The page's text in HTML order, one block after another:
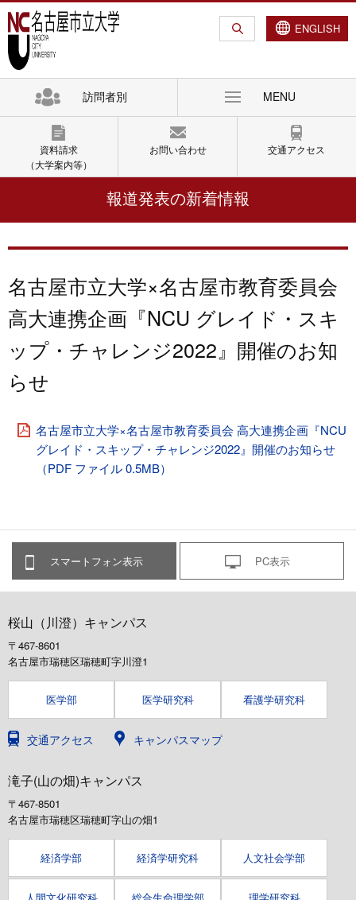
グ
ロ
バ
シ
ン
本
文
ロ
ー
ル
ョ
へ
フ
ッ
ー
ENGLISH
訪問者別 MENU
資料請求
（大学案内等）
お問い合わせ 交通アクセス
報道発表の新着情報
名古屋市立大学×名古屋市教育委員会
高大連携企画『NCU グレイド・スキ
ップ・チャレンジ2022』開催のお知
らせ
名古屋市立大学×名古屋市教育委員会 高大連携企画『NCU
グレイド・スキップ・チャレンジ2022』開催のお知らせ
（PDF ファイル 0.5MB）
スマートフォン表示 PC表示
桜山（川澄）キャンパス
〒467-8601
名古屋市瑞穂区瑞穂町字川澄1
医学部 医学研究科 看護学研究科
交通アクセス キャンパスマップ
滝子(山の畑)キャンパス
〒467-8501
名古屋市瑞穂区瑞穂町字山の畑1
経済学部 経済学研究科 人文社会学部